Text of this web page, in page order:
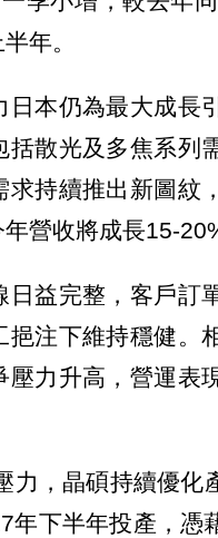
年。
日本仍為最大成長
散光及多焦系列
求持續推出新圖紋
營收將成長15-
益完整，客戶訂
挹注下維持穩健。
壓力升高，營運表
，晶碩持續優化
年下半年投產，憑